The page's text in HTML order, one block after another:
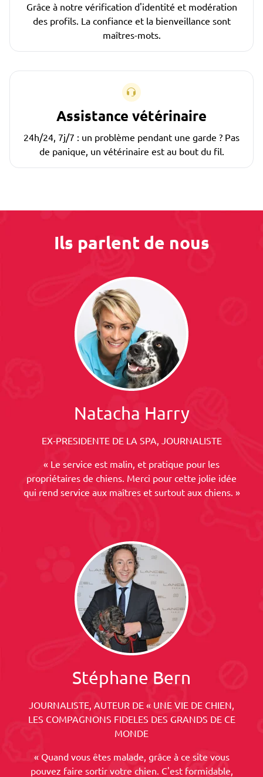
Grâce à notre vérification d'identité et modération
des profils. La confiance et la bienveillance sont
maîtres-mots.
Assistance vétérinaire
24h/24, 7j/7 : un problème pendant une garde ? Pas
de panique, un vétérinaire est au bout du fil.
Ils parlent de nous
Natacha Harry
EX-PRESIDENTE DE LA SPA, JOURNALISTE
« Le service est malin, et pratique pour les
propriétaires de chiens. Merci pour cette jolie idée
qui rend service aux maîtres et surtout aux chiens. »
Stéphane Bern
JOURNALISTE, AUTEUR DE « UNE VIE DE CHIEN,
LES COMPAGNONS FIDELES DES GRANDS DE CE
MONDE
« Quand vous êtes malade, grâce à ce site vous
pouvez faire sortir votre chien. C'est formidable,